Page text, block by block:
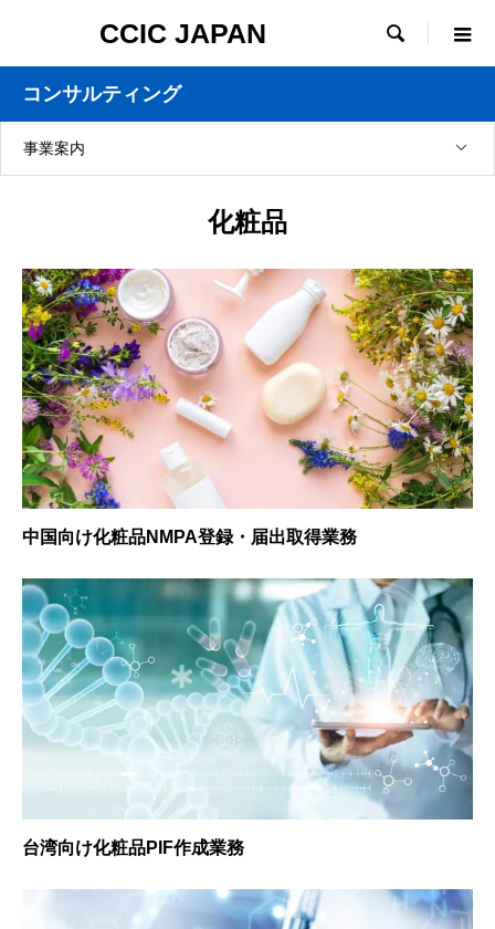
CCIC JAPAN 
コンサルティング
事業案内
化粧品
中国向け化粧品NMPA登録・届出取得業務
台湾向け化粧品PIF作成業務